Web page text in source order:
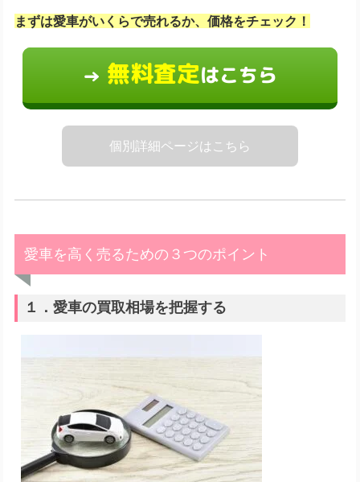
まずは愛車がいくらで売れるか、価格をチェック！
→ 無料査定はこちら
個別詳細ページはこちら
愛車を高く売るための３つのポイント
１．愛車の買取相場を把握する